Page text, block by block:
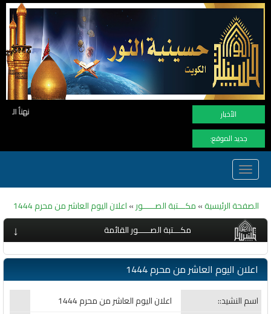
الأخبار نهنأ المتابعين لموفع النور بوصول المشاهدات الى
جديد الموقع:
Toggle
navigation
الصفحة الرئيسية»مكـــتبة الصـــــور»اعلان اليوم العاشر من محرم 1444
↓ مكـــتبة الصـــــور القائمة
اعلان اليوم العاشر من محرم 1444
اسم النشيد::
اعلان اليوم العاشر من محرم 1444